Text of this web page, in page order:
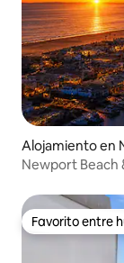
Alojamiento en
Newport Beach
Favorito entre
Favorito entre